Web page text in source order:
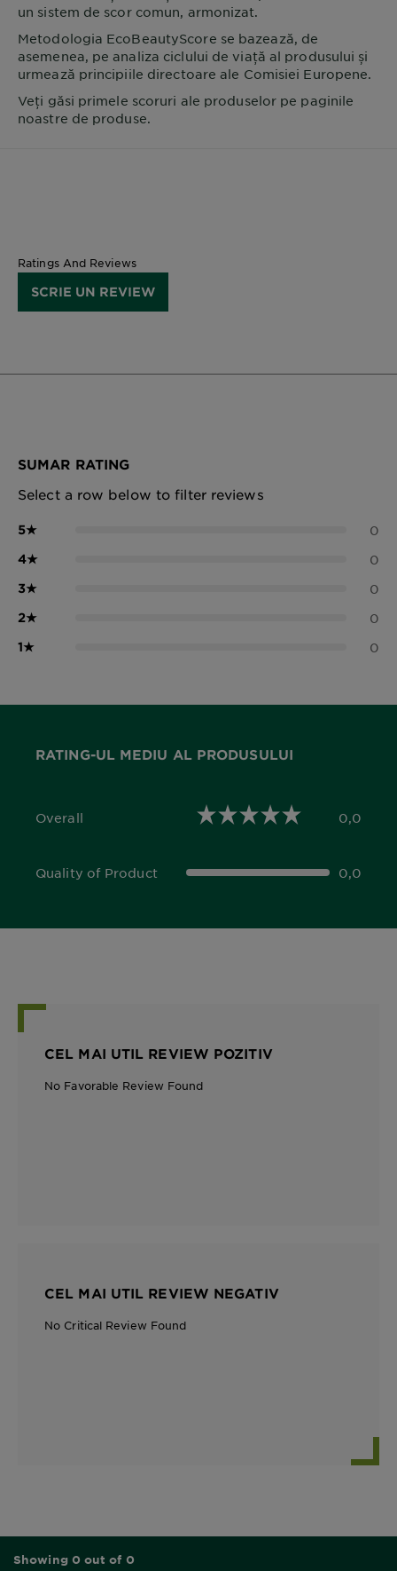
un sistem de scor comun, armonizat.
Metodologia EcoBeautyScore se bazează, de
asemenea, pe analiza ciclului de viață al produsului și
urmează principiile directoare ale Comisiei Europene.
Veți găsi primele scoruri ale produselor pe paginile
noastre de produse.
Ratings And Reviews
SCRIE UN REVIEW
SUMAR RATING
Select a row below to filter reviews
5★ 0
4★ 0
3★ 0
2★ 0
1★ 0
RATING-UL MEDIU AL PRODUSULUI
Overall
0,0 out of 5 stars 0,0
Quality of Product
0,0 out of 5 stars 0,0
CEL MAI UTIL REVIEW POZITIV
No Favorable Review Found
CEL MAI UTIL REVIEW NEGATIV
No Critical Review Found
Showing 0 out of 0